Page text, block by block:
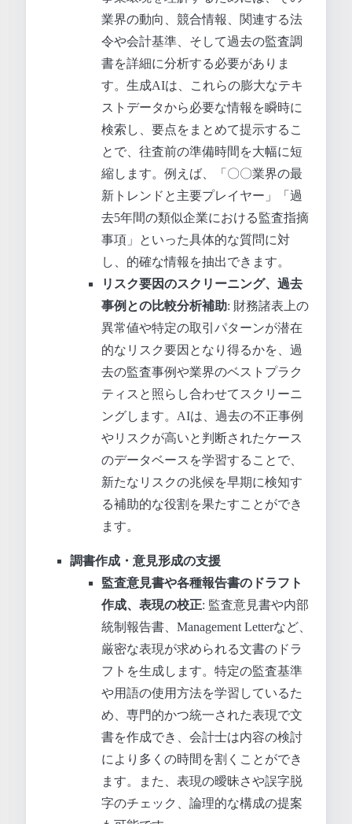
業界の動向、競合情報、関連する法
令や会計基準、そして過去の監査調
書を詳細に分析する必要がありま
す。生成AIは、これらの膨大なテキ
ストデータから必要な情報を瞬時に
検索し、要点をまとめて提示するこ
とで、往査前の準備時間を大幅に短
縮します。例えば、「〇〇業界の最
新トレンドと主要プレイヤー」「過
去5年間の類似企業における監査指摘
事項」といった具体的な質問に対
し、的確な情報を抽出できます。
リスク要因のスクリーニング、過去
事例との比較分析補助: 財務諸表上の
異常値や特定の取引パターンが潜在
的なリスク要因となり得るかを、過
去の監査事例や業界のベストプラク
ティスと照らし合わせてスクリーニ
ングします。AIは、過去の不正事例
やリスクが高いと判断されたケース
のデータベースを学習することで、
新たなリスクの兆候を早期に検知す
る補助的な役割を果たすことができ
ます。
調書作成・意見形成の支援
監査意見書や各種報告書のドラフト
作成、表現の校正: 監査意見書や内部
統制報告書、Management Letterなど、
厳密な表現が求められる文書のドラ
フトを生成します。特定の監査基準
や用語の使用方法を学習しているた
め、専門的かつ統一された表現で文
書を作成でき、会計士は内容の検討
により多くの時間を割くことができ
ます。また、表現の曖昧さや誤字脱
字のチェック、論理的な構成の提案